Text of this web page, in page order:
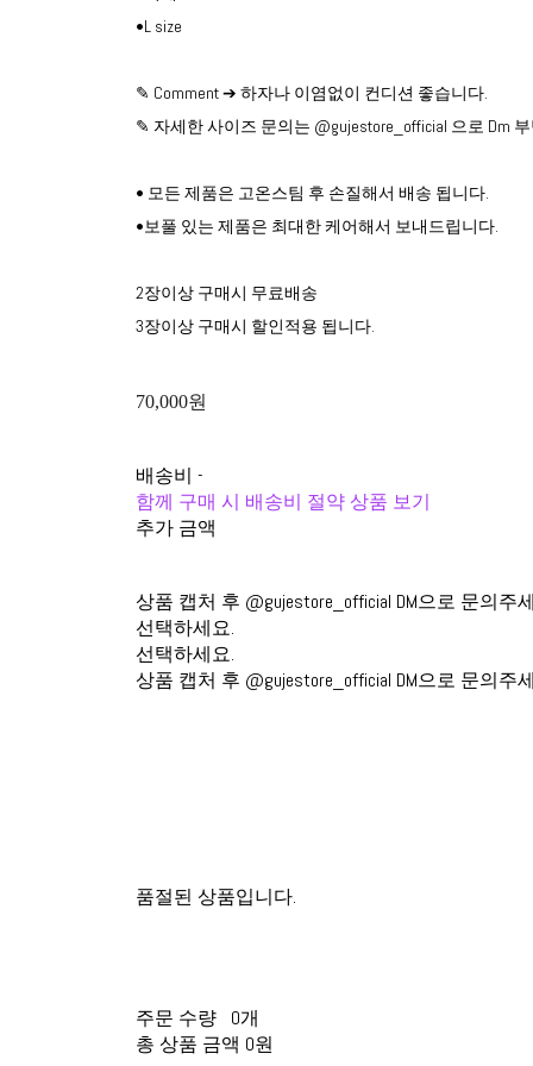
•L size
✎ Comment ➔ 하자나 이염없이 컨디션 좋습니다.
✎ 자세한 사이즈 문의는 @gujestore_official 으로 Dm
• 모든 제품은 고온스팀 후 손질해서 배송 됩니다.
•보풀 있는 제품은 최대한 케어해서 보내드립니다.
2장이상 구매시 무료배송
3장이상 구매시 할인적용 됩니다.
70,000원
배송비-
함께 구매 시 배송비 절약 상품 보기
추가 금액
상품 캡처 후 @gujestore_official DM으로 문의주
선택하세요.
선택하세요.
상품 캡처 후 @gujestore_official DM으로 문의주
품절된 상품입니다.
주문 수량
0개
총 상품 금액 0원